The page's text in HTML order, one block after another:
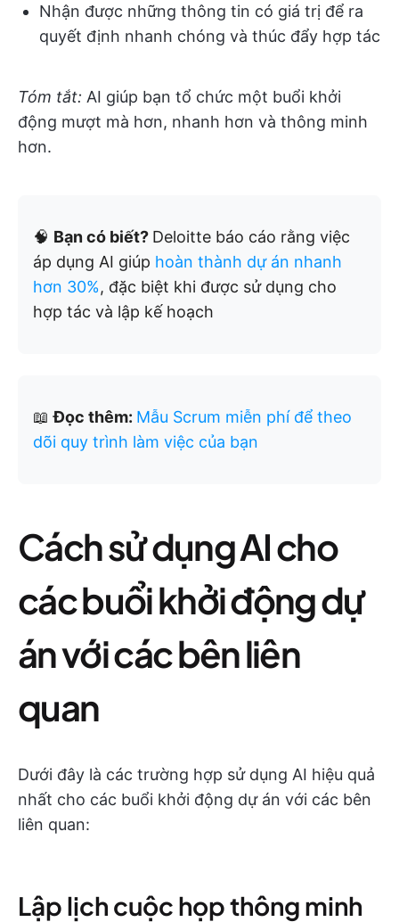
Nhận được những thông tin có giá trị để ra
quyết định nhanh chóng và thúc đẩy hợp tác
Tóm tắt: AI giúp bạn tổ chức một buổi khởi
động mượt mà hơn, nhanh hơn và thông minh
hơn.
🧠 Bạn có biết? Deloitte báo cáo rằng việc
áp dụng AI giúp hoàn thành dự án nhanh
hơn 30%, đặc biệt khi được sử dụng cho
hợp tác và lập kế hoạch
📖Đọc thêm: Mẫu Scrum miễn phí để theo
dõi quy trình làm việc của bạn
Cách sử dụng AI cho
các buổi khởi động dự
án với các bên liên
quan
Dưới đây là các trường hợp sử dụng AI hiệu quả
nhất cho các buổi khởi động dự án với các bên
liên quan:
Lập lịch cuộc họp thông minh